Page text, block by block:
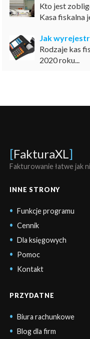
Kto jest
Kasa fiskalna
Jak
Rodzaje kas
2020 roku...
[FakturaXL]
Fakturowanie łatwe jak
INNE STRONY
Funkcje programu
Cennik
Dla księgowych
Pomoc
Kontakt
PRZYDATNE
Biura rachunkowe
Blog dla firm